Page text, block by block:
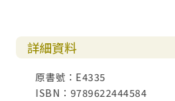
詳細資料
原書號：E4335
ISBN：9789622444584